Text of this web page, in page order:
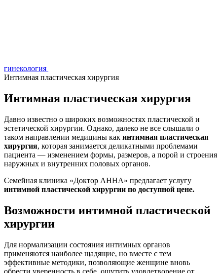
гинекология
Интимная пластическая хирургия
Интимная пластическая хирургия
Давно известно о широких возможностях пластической и
эстетической хирургии. Однако, далеко не все слышали о
таком направлении медицины как интимная пластическая
хирургия, которая занимается деликатными проблемами
пациента — изменением формы, размеров, а порой и строения
наружных и внутренних половых органов.
Семейная клиника «Доктор АННА» предлагает услугу
интимной пластической хирургии по доступной цене.
Возможности интимной пластической
хирургии
Для нормализации состояния интимных органов
применяются наиболее щадящие, но вместе с тем
эффективные методики, позволяющие женщине вновь
обрести уверенность в себе, ощутить удовлетворение от